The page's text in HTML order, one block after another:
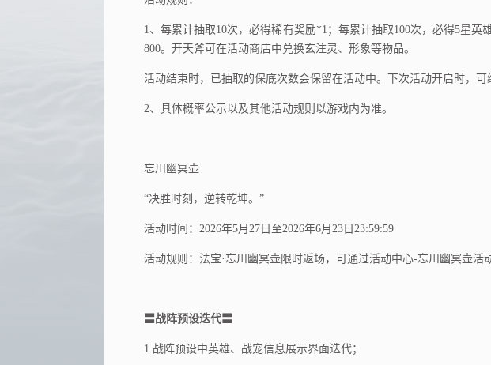
1、每累计抽取10次，必得稀有奖励*1；每累计抽取100次，必得5星
800。开天斧可在活动商店中兑换玄注灵、形象等物品。
活动结束时，已抽取的保底次数会保留在活动中。下次活动开启时，可
2、具体概率公示以及其他活动规则以游戏内为准。
忘川幽冥壶
“决胜时刻，逆转乾坤。”
活动时间：2026年5月27日至2026年6月23日23:59:59
活动规则：法宝·忘川幽冥壶限时返场，可通过活动中心-忘川幽冥壶活
〓战阵预设迭代〓
1.战阵预设中英雄、战宠信息展示界面迭代；